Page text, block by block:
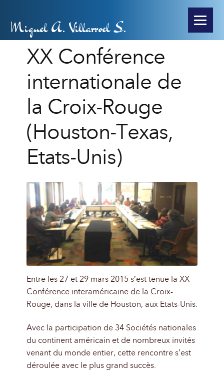
Miguel A. Villarroel S.
XX Conférence
internationale de
la Croix-Rouge
(Houston-Texas,
Etats-Unis)
Entre les 27 et 29 mars 2015 s’est tenue la XX
Conférence interaméricaine de la Croix-
Rouge, dans la ville de Houston, aux Etats-Unis.
Avec la participation de 34 Sociétés nationales
du continent américain et de nombreux invités
venant du monde entier, cette rencontre s’est
déroulée avec le plus grand succès.